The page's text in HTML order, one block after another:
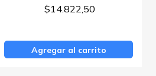
$14.822,50
Agregar al carrito